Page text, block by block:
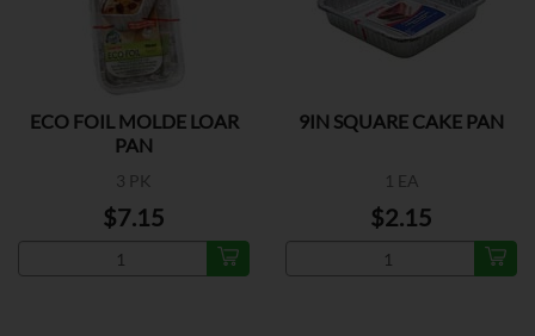
ECO FOIL MOLDE LOAR
PAN
3 PK
$7.15
9IN SQUARE CAKE PAN
1 EA
$2.15